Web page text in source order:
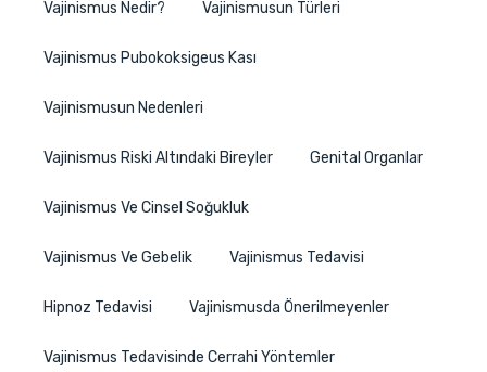
Vajinismus Nedir? Vajinismusun Türleri
Vajinismus Pubokoksigeus Kası
Vajinismusun Nedenleri
Vajinismus Riski Altındaki Bireyler Genital Organlar
Vajinismus Ve Cinsel Soğukluk
Vajinismus Ve Gebelik Vajinismus Tedavisi
Hipnoz Tedavisi Vajinismusda Önerilmeyenler
Vajinismus Tedavisinde Cerrahi Yöntemler